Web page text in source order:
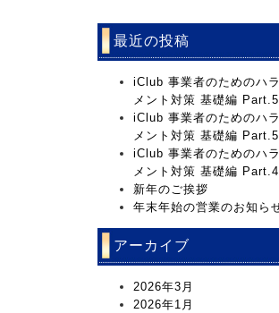
最近の投稿
iClub 事業者のためのハ
メント対策 基礎編 Part.5
iClub 事業者のためのハ
メント対策 基礎編 Part.5
iClub 事業者のためのハ
メント対策 基礎編 Part.4
新年のご挨拶
年末年始の営業のお知ら
アーカイブ
2026年3月
2026年1月